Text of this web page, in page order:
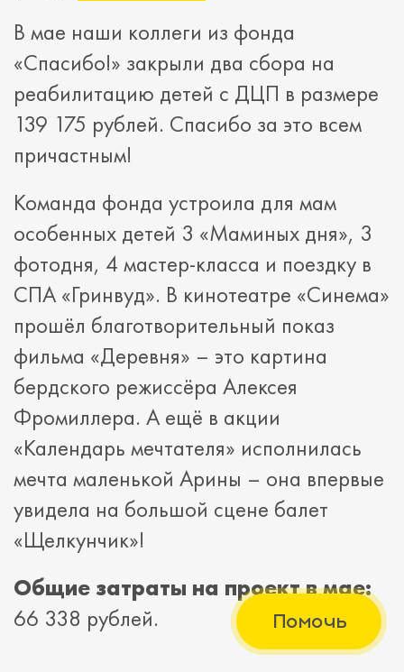
В мае наши коллеги из фонда
«Спасибо!» закрыли два сбора на
реабилитацию детей с ДЦП в размере
139 175 рублей. Спасибо за это всем
причастным!
Команда фонда устроила для мам
особенных детей 3 «Маминых дня», 3
фотодня, 4 мастер-класса и поездку в
СПА «Гринвуд». В кинотеатре «Синема»
прошёл благотворительный показ
фильма «Деревня» – это картина
бердского режиссёра Алексея
Фромиллера. А ещё в акции
«Календарь мечтателя» исполнилась
мечта маленькой Арины – она впервые
увидела на большой сцене балет
«Щелкунчик»!
Общие затраты на проект в мае:
66 338 рублей.
Помочь